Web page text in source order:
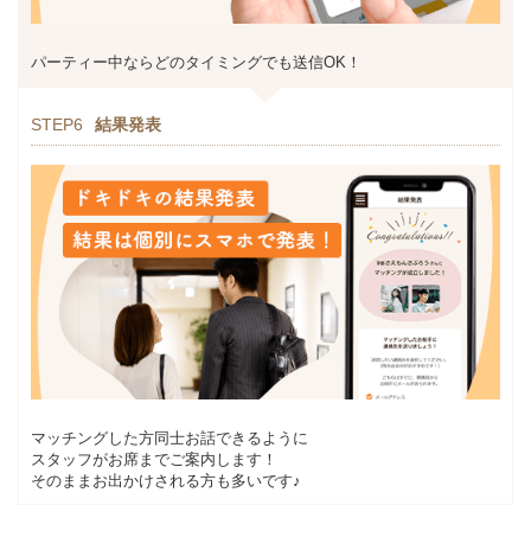
パーティー中ならどのタイミングでも送信OK！
STEP6 結果発表
マッチングした方同士お話できるように
スタッフがお席までご案内します！
そのままお出かけされる方も多いです♪